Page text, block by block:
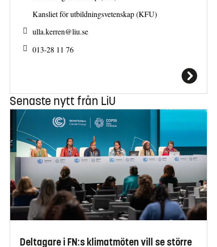
Kansliet för utbildningsvetenskap (KFU)
ulla.kerren@liu.se
013-28 11 76
Senaste nytt från LiU
Deltagare i FN:s klimatmöten vill se större